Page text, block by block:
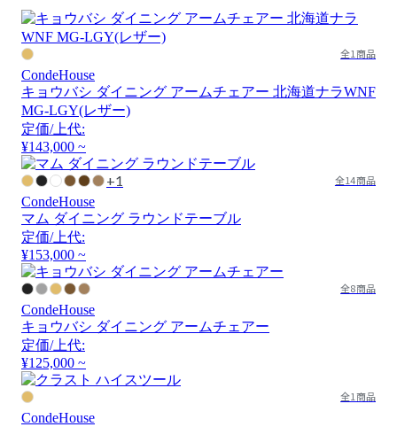
全1商品
CondeHouse
キョウバシ ダイニング アームチェアー 北海道ナラWNF
MG-LGY(レザー)
定価/上代:
¥143,000 ~
+1 全14商品
CondeHouse
マム ダイニング ラウンドテーブル
定価/上代:
¥153,000 ~
全8商品
CondeHouse
キョウバシ ダイニング アームチェアー
定価/上代:
¥125,000 ~
全1商品
CondeHouse